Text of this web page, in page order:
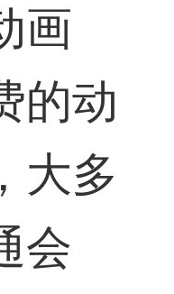
画
的动
大多
会